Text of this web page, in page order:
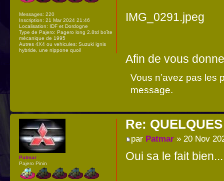
IMG_0291.jpeg
Afin de vous
Vous n’avez pas les
message.
Messages: 220
Inscription: 21 Mar 2024 21:46
Localisation: IDF et Dordogne
Type de Pajero: Pagero long 2.8td boîte
mécanique de 1995
Autres 4X4 ou vehicules: Suzuki ignis
hybride, une nippone quoi!
Re:
par Patmar» 20 Nov
Oui sa le fait
Patmar
Pajero Pinin